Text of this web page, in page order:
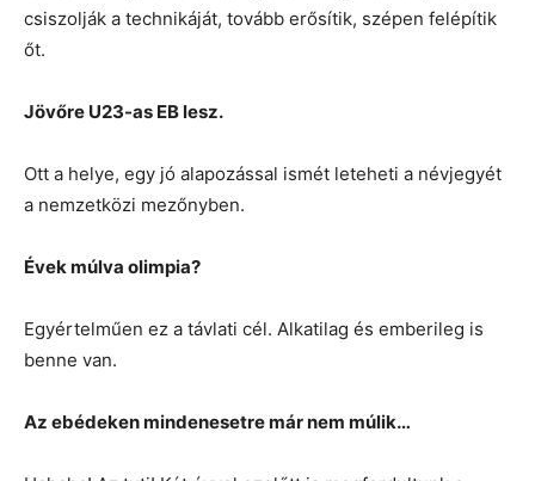
csiszolják a technikáját, tovább erősítik, szépen felépítik
őt.
Jövőre U23-as EB lesz.
Ott a helye, egy jó alapozással ismét leteheti a névjegyét
a nemzetközi mezőnyben.
Évek múlva olimpia?
Egyértelműen ez a távlati cél. Alkatilag és emberileg is
benne van.
Az ebédeken mindenesetre már nem múlik…